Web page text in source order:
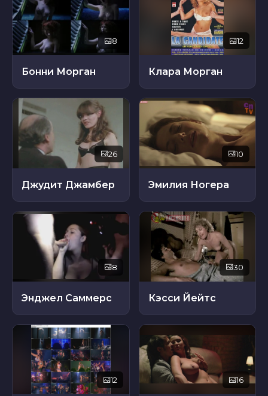
8
Бонни Морган
12
Клара Морган
26
Джудит Джамбер
10
Эмилия Ногера
8
Энджел Саммерс
30
Кэсси Йейтс
12 16